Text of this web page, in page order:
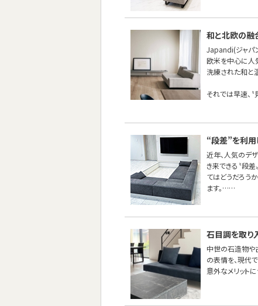
和と北欧の融
Japandi(ジャパ
欧米を中心に人
洗練された和と
それでは早速、
“段差”を利用
近年、人気のデ
き来できる〝段
てはどうだろう
ます。……
石目調を取り
中世の石造物や
の表情を、現代
意外なメリット